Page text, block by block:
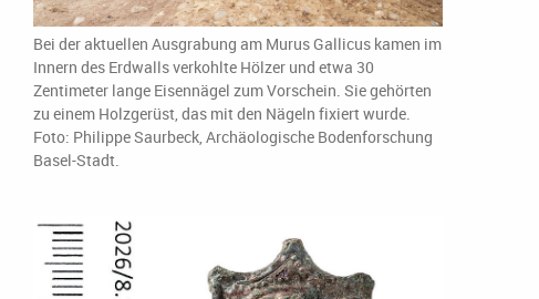
Bei der aktuellen Ausgrabung am Murus Gallicus kamen im
Innern des Erdwalls verkohlte Hölzer und etwa 30
Zentimeter lange Eisennägel zum Vorschein. Sie gehörten
zu einem Holzgerüst, das mit den Nägeln fixiert wurde.
Foto: Philippe Saurbeck, Archäologische Bodenforschung
Basel-Stadt.